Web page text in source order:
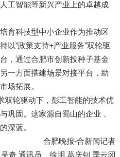
工智能等新兴产业上的卓越成
科技型中小企业作为推动区
以“政策支持+产业服务”双轮驱
，通过合肥市创新投种子基金
一方面搭建场景对接平台，助
场拓展。
轮驱动下，彭工智能的技术优
巩固。这家源自蜀山的企业，
深蓝。
合肥晚报-合新闻记者
通讯员 徐明 葛庆钊 季云冈